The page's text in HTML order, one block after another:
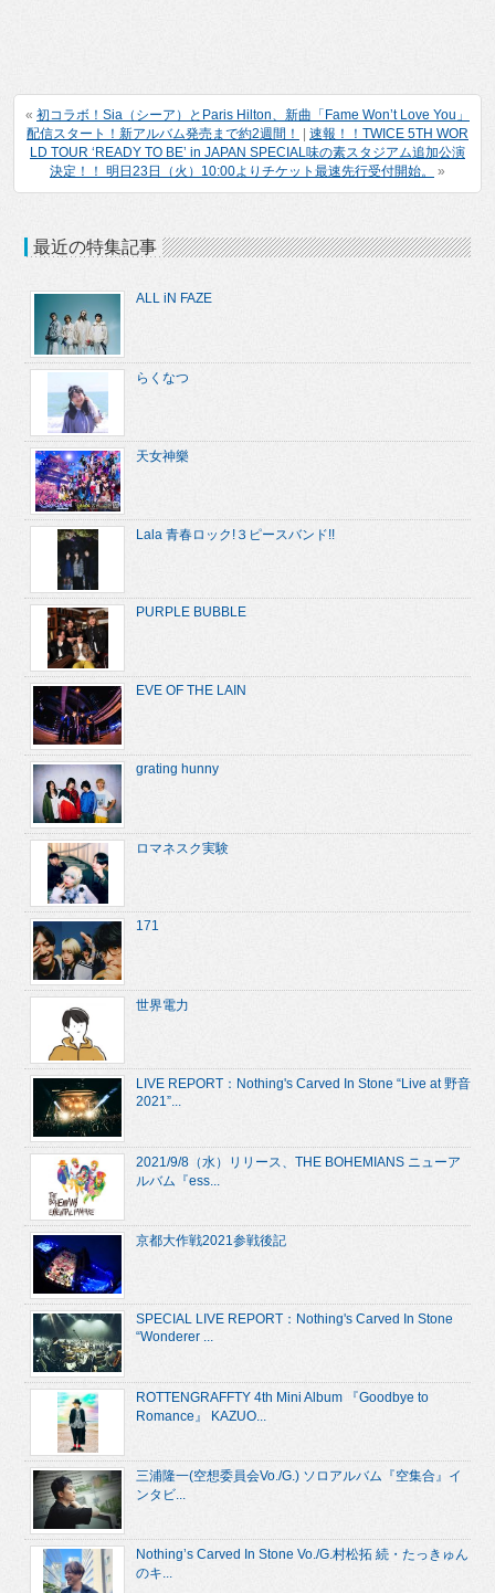
« 初コラボ！Sia（シーア）とParis Hilton、新曲「Fame Won’t Love You」
配信スタート！新アルバム発売まで約2週間！
速報！！TWICE 5TH WOR
LD TOUR ‘READY TO BE’ in JAPAN SPECIAL味の素スタジアム追加公演
決定！！ 明日23日（火）10:00よりチケット最速先行受付開始。
»
最近の特集記事
ALL iN FAZE
らくなつ
天女神樂
Lala 青春ロック!３ピースバンド!!
PURPLE BUBBLE
EVE OF THE LAIN
grating hunny
ロマネスク実験
171
世界電力
LIVE REPORT：Nothing's Carved In Stone “Live at 野音
2021”...
2021/9/8（水）リリース、THE BOHEMIANS ニューア
ルバム『ess...
京都大作戦2021参戦後記
SPECIAL LIVE REPORT：Nothing's Carved In Stone
“Wonderer ...
ROTTENGRAFFTY 4th Mini Album 『Goodbye to
Romance』 KAZUO...
三浦隆一(空想委員会Vo./G.) ソロアルバム『空集合』イ
ンタビ...
Nothing’s Carved In Stone Vo./G.村松拓 続・たっきゅん
のキ...